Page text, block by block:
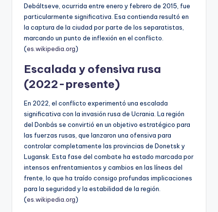
Debáltseve, ocurrida entre enero y febrero de 2015, fue
particularmente significativa. Esa contienda resultó en
la captura de la ciudad por parte de los separatistas,
marcando un punto de inflexión en el conflicto.
(es.wikipedia.org)
Escalada y ofensiva rusa
(2022-presente)
En 2022, el conflicto experimentó una escalada
significativa con la invasión rusa de Ucrania. La región
del Donbás se convirtió en un objetivo estratégico para
las fuerzas rusas, que lanzaron una ofensiva para
controlar completamente las provincias de Donetsk y
Lugansk. Esta fase del combate ha estado marcada por
intensos enfrentamientos y cambios en las líneas del
frente, lo que ha traído consigo profundas implicaciones
para la seguridad y la estabilidad de la región.
(es.wikipedia.org)